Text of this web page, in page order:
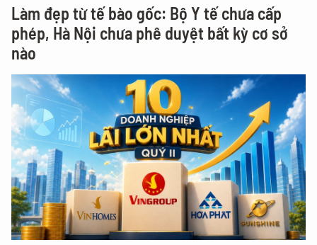
Làm đẹp từ tế bào gốc: Bộ Y tế chưa cấp
phép, Hà Nội chưa phê duyệt bất kỳ cơ sở
nào